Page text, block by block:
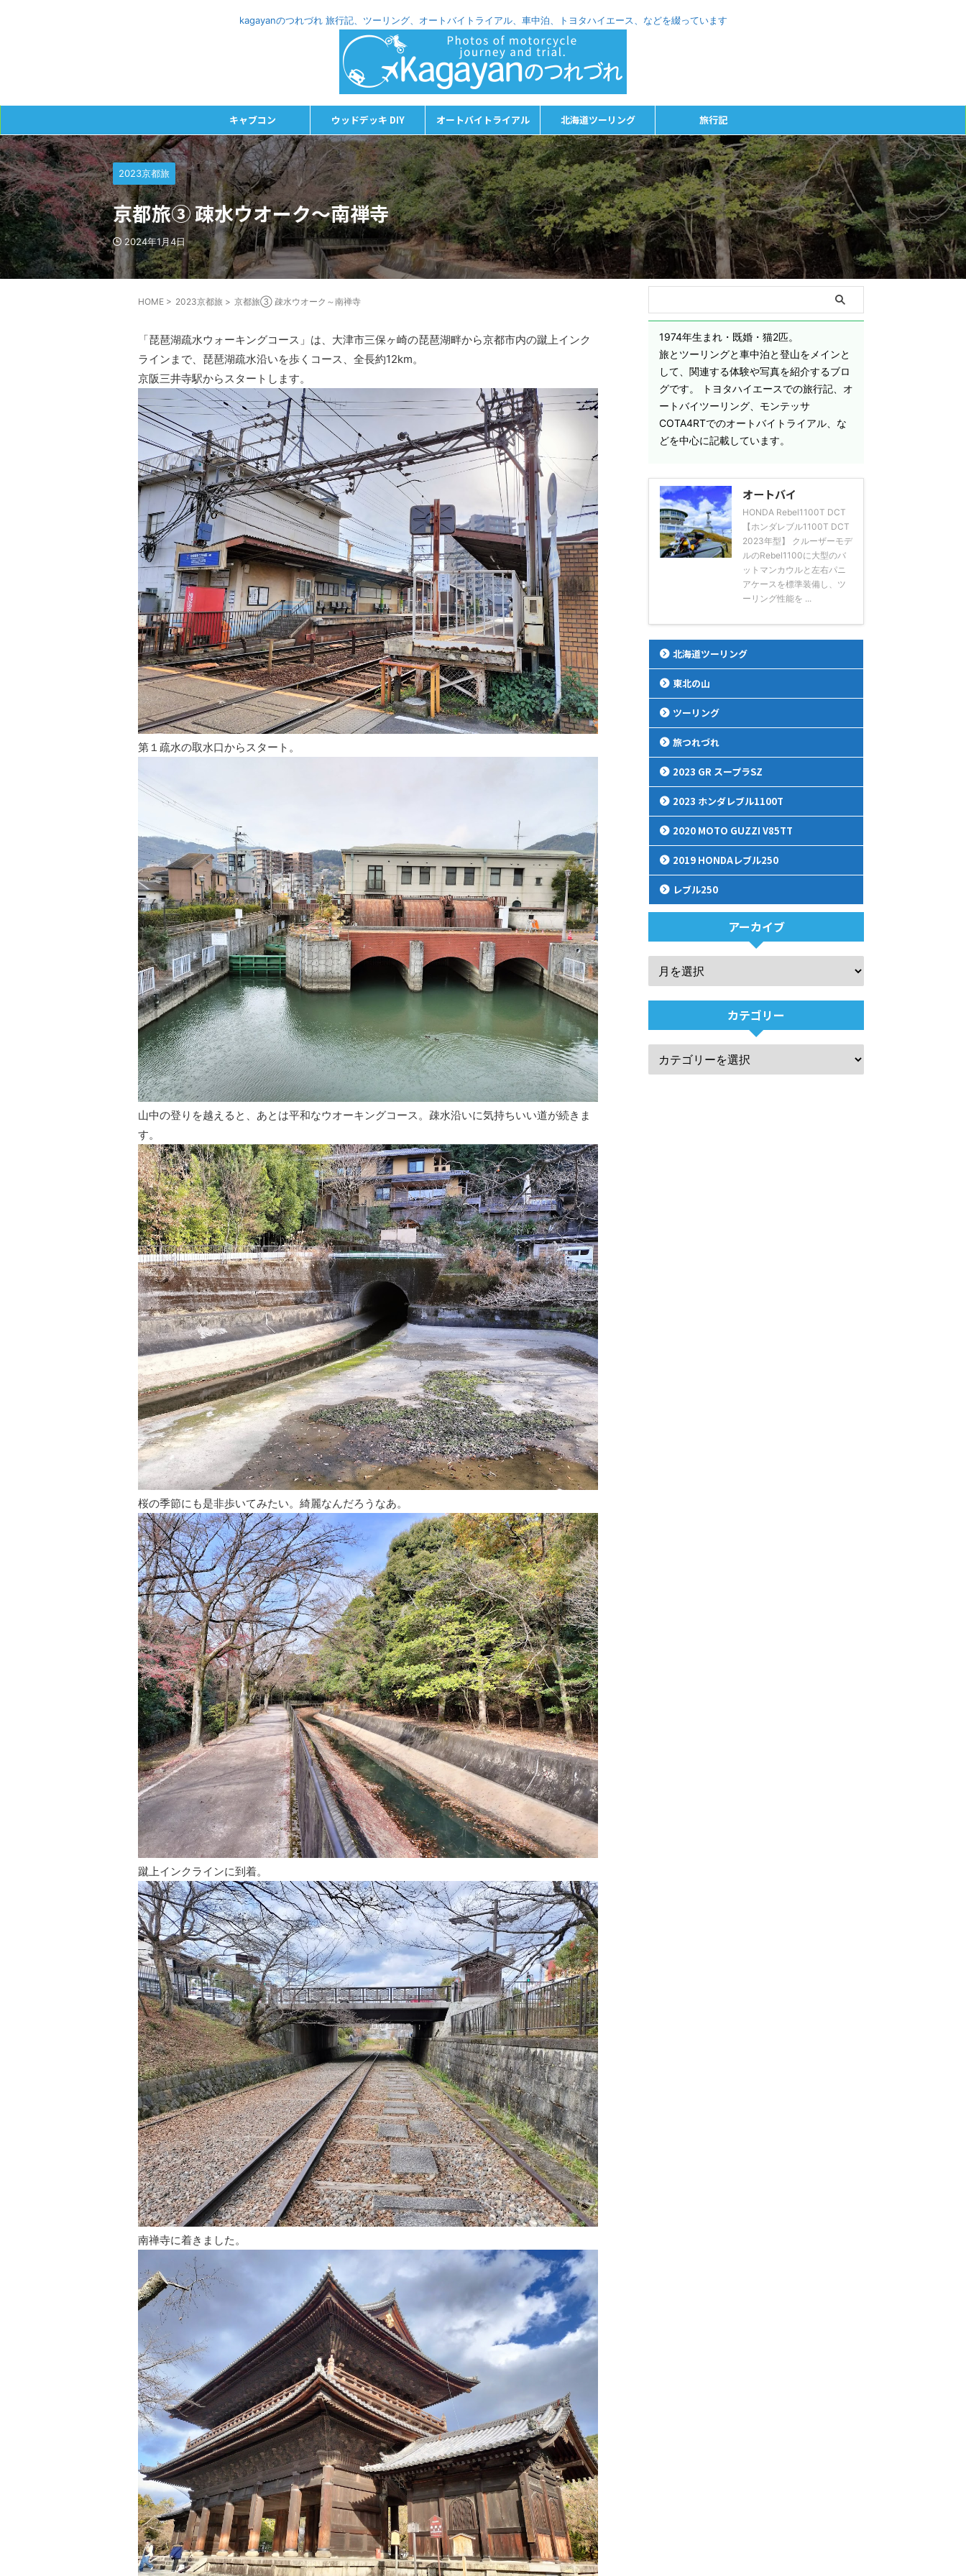
kagayanのつれづれ 旅行記、ツーリング、オートバイトライアル、車中泊、トヨタハイエース、などを綴っています
キャブコン ウッドデッキ DIY オートバイトライアル 北海道ツーリング 旅行記
2023京都旅
京都旅③ 疎水ウオーク～南禅寺
2024年1月4日
HOME > 2023京都旅 > 京都旅③ 疎水ウオーク～南禅寺
「琵琶湖疏水ウォーキングコース」は、大津市三保ヶ崎の琵琶湖畔から京都市内の蹴上インク
ラインまで、琵琶湖疏水沿いを歩くコース、全長約12km。
京阪三井寺駅からスタートします。
第１疏水の取水口からスタート。
山中の登りを越えると、あとは平和なウオーキングコース。疎水沿いに気持ちいい道が続きま
す。
桜の季節にも是非歩いてみたい。綺麗なんだろうなあ。
蹴上インクラインに到着。
南禅寺に着きました。
1974年生まれ・既婚・猫2匹。
旅とツーリングと車中泊と登山をメインと
して、関連する体験や写真を紹介するブロ
グです。 トヨタハイエースでの旅行記、オ
ートバイツーリング、モンテッサ
COTA4RTでのオートバイトライアル、な
どを中心に記載しています。
オートバイ
HONDA Rebel1100T DCT
【ホンダレブル1100T DCT
2023年型】 クルーザーモデ
ルのRebel1100に大型のバ
ットマンカウルと左右パニ
アケースを標準装備し、ツ
ーリング性能を ...
北海道ツーリング
東北の山
ツーリング
旅つれづれ
2023 GR スープラSZ
2023 ホンダレブル1100T
2020 MOTO GUZZI V85TT
2019 HONDAレブル250
レブル250
アーカイブ
カテゴリー